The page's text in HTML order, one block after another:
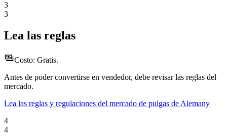
3
3
Lea las reglas
Costo: Gratis.
Antes de poder convertirse en vendedor, debe revisar las reglas del
mercado.
Lea las reglas y regulaciones del mercado de pulgas de Alemany
4
4